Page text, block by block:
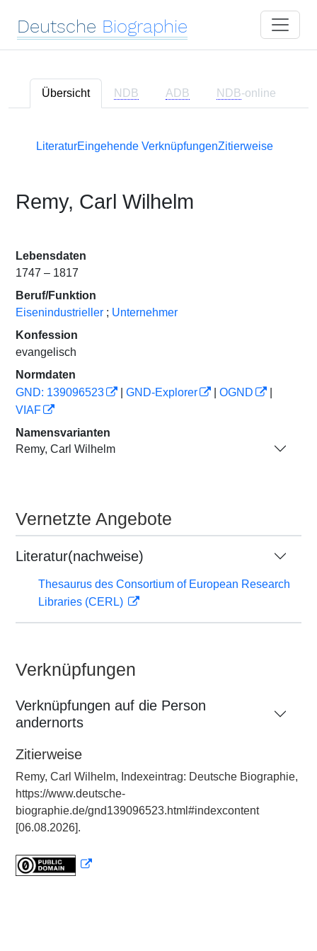
Deutsche Biographie
Übersicht NDB ADB NDB-online
LiteraturEingehende VerknüpfungenZitierweise
Remy, Carl Wilhelm
Lebensdaten
1747 – 1817
Beruf/Funktion
Eisenindustrieller ; Unternehmer
Konfession
evangelisch
Normdaten
GND: 139096523
GND-Explorer OGND
VIAF
Namensvarianten
Remy, Carl Wilhelm
Vernetzte Angebote
Literatur(nachweise)
Thesaurus des Consortium of European Research
Libraries (CERL)
Verknüpfungen
Verknüpfungen auf die Person
andernorts
Zitierweise
Remy, Carl Wilhelm, Indexeintrag: Deutsche Biographie,
https://www.deutsche-
biographie.de/gnd139096523.html#indexcontent
[06.08.2026].